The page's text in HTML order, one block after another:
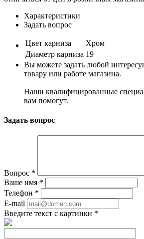
Характеристики
Задать вопрос
Цвет карниза
Хром
Диаметр карниза 19
Вы можете задать любой
товару или работе магазина.
Наши квалифицированные
вам помогут.
Задать вопрос
Вопрос *
Ваше имя *
Телефон *
E-mail
Введите текст с картинки *